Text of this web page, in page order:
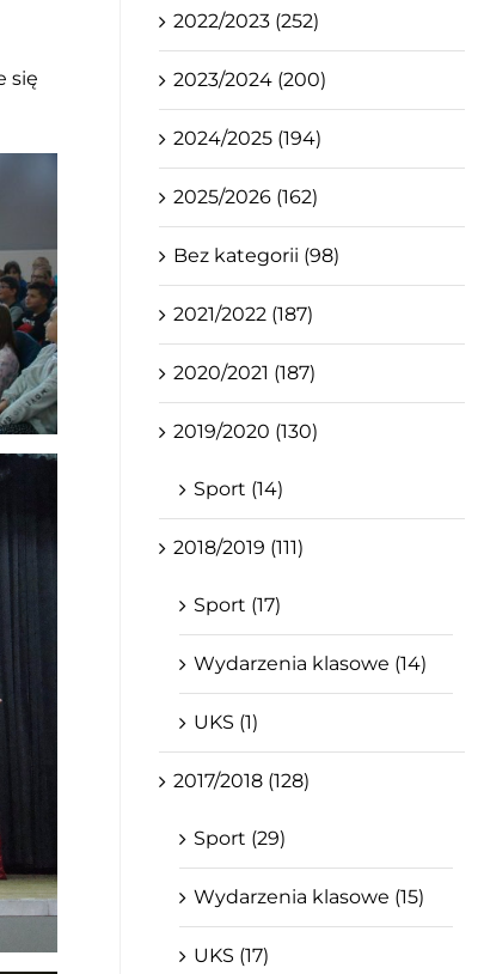
się
2022/2023 (252)
2023/2024 (200)
2024/2025 (194)
2025/2026 (162)
Bez kategorii (98)
2021/2022 (187)
2020/2021 (187)
2019/2020 (130)
Sport (14)
2018/2019 (111)
Sport (17)
Wydarzenia klasowe (14)
UKS (1)
2017/2018 (128)
Sport (29)
Wydarzenia klasowe (15)
UKS (17)